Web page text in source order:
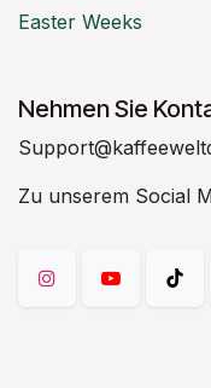
Easter Weeks
Nehmen Sie
Zu unserem Social